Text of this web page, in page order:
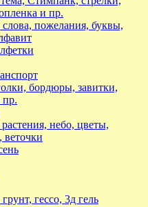
и пр.
пожелания, буквы,
бордюры, завитки,
пр.
небо, цветы,
веточки
гессо, 3д гель